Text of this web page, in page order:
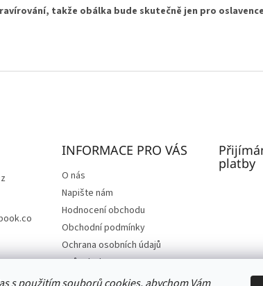
takže obálka bude skutečně jen pro
INFORMACE PRO VÁS
O nás
Napište nám
Hodnocení obchodu
Obchodní podmínky
Ochrana osobních údajů
Způsob dopravy
Způsob platby
platby